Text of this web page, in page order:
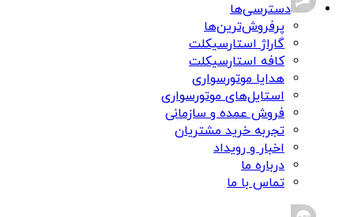
دسترسی‌ها
پرفروش‌ترین‌ها
گاراژ استارسیکلت
کافه استارسیکلت
هدایا موتورسواری
استایل‌های موتورسواری
فروش عمده و سازمانی
تجربه خرید مشتریان
اخبار و رویداد
درباره ما
تماس با ما